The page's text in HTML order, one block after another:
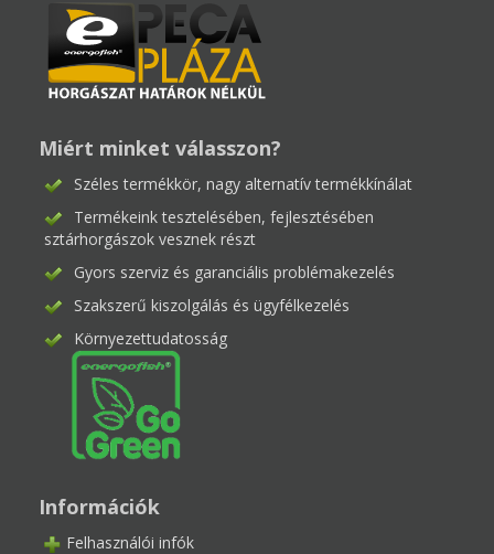
Miért minket válasszon?
Széles termékkör, nagy alternatív termékkínálat
Termékeink tesztelésében, fejlesztésében
sztárhorgászok vesznek részt
Gyors szerviz és garanciális problémakezelés
Szakszerű kiszolgálás és ügyfélkezelés
Környezettudatosság
Információk
Felhasználói infók